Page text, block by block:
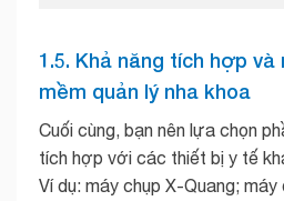
1.5. Khả năng tích hợp
mềm quản lý nha khoa
Cuối cùng, bạn nên lựa chọn
tích hợp với các thiết bị y tế
Ví dụ: máy chụp X-Quang;